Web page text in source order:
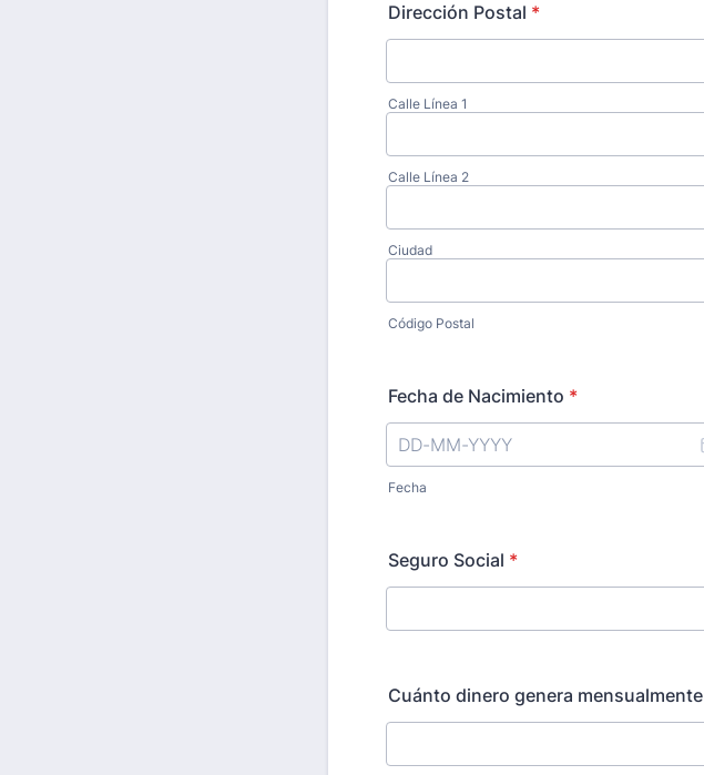
Dirección Postal *
Calle Línea 1
Calle Línea 2
Ciudad
Código Postal
Fecha de Nacimiento *
Fecha
Seguro Social *
Cuánto dinero genera mensualmente